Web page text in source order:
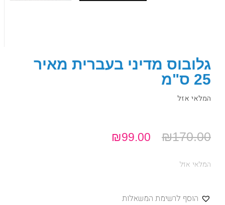
גלובוס מדיני בעברית מאיר
25 ס"מ
המלאי אזל
₪170.00
₪99.00
המלאי אזל
הוסף לרשימת המשאלות